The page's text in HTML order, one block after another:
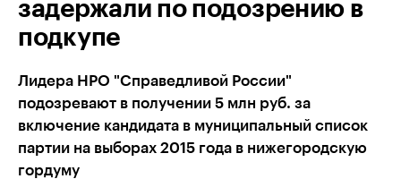
задержали по подозрению в
подкупе
Лидера НРО "Справедливой России"
подозревают в получении 5 млн руб. за
включение кандидата в муниципальный список
партии на выборах 2015 года в нижегородскую
гордуму